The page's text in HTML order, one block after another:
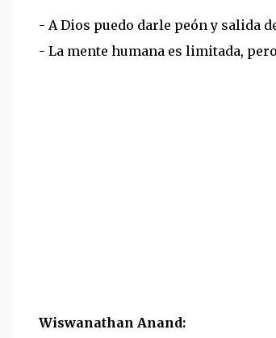
- A Dios puedo darle peón y salida
- La mente humana es limitada,
Wiswanathan Anand: